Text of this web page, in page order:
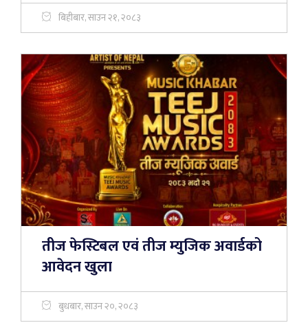
बिहीबार, साउन २१, २०८३
तीज फेस्टिबल एवं तीज म्युजिक अवार्डको
आवेदन खुला
बुधबार, साउन २०, २०८३